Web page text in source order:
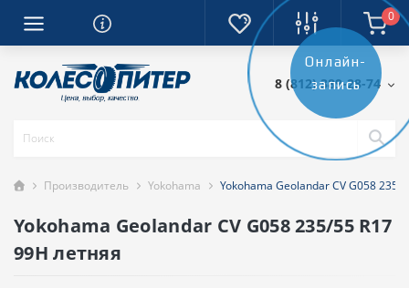
0
8 (812) 389-28-74
Производитель Yokohama Yokohama Geolandar CV G058 235/
Yokohama Geolandar CV G058 235/55 R17
99H летняя
Онлайн-
запись